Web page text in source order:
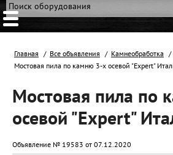
Главная Все объявления Камнеобработка
Мостовая пила по камню 3-х осевой "Expert"
Мостовая пила по
осевой "Expert"
Объявление № 19583 от 07.12.2020